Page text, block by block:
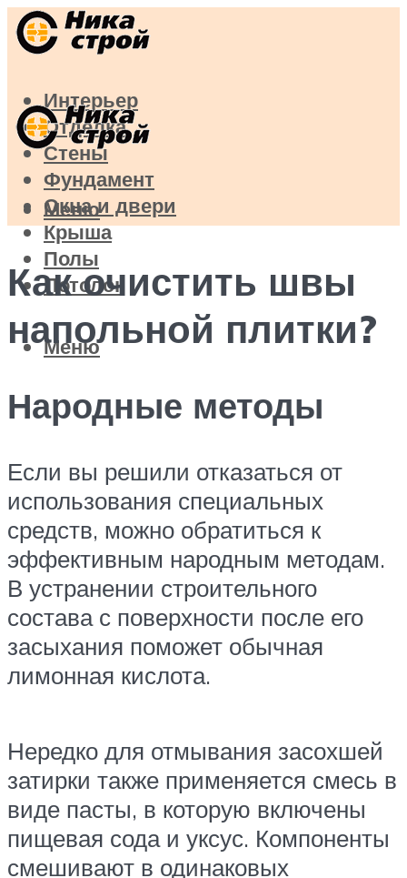
Интерьер
Отделка
Стены
Фундамент
Окна и двери
Крыша
Полы
Потолок
Меню
Меню
Как очистить швы
напольной плитки?
Народные методы
Если вы решили отказаться от
использования специальных
средств, можно обратиться к
эффективным народным методам.
В устранении строительного
состава с поверхности после его
засыхания поможет обычная
лимонная кислота.
Нередко для отмывания засохшей
затирки также применяется смесь в
виде пасты, в которую включены
пищевая сода и уксус. Компоненты
смешивают в одинаковых